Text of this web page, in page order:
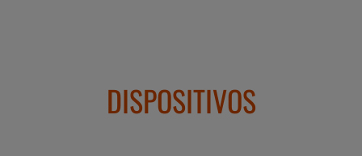
DISPOSITIVOS